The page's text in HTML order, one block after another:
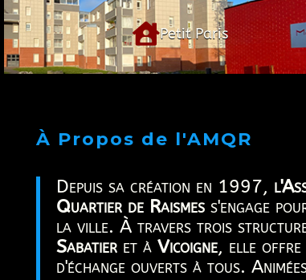
Petit Paris
À Propos de l'AMQR
Depuis sa création en 1997,
Quartier de Raismes s'engage
la ville. À travers trois
Sabatier et à Vicoigne, elle offre
d'échange ouverts à tous.